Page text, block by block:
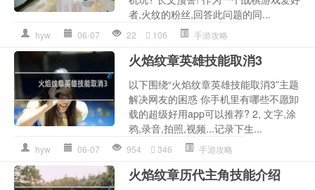
者,火纹的粉丝,回答此问题的同...
hyw 06-07 22 106 手游攻略
火焰纹章英雄技能取消3
以下围绕“火焰纹章英雄技能取消3”主题
解决网友的困惑 你手机里有哪些不愿卸
载的超级好用app可以推荐? 2, 文字,涂
鸦,录音,拍照,视频...记录下生...
hyw 06-07 954 346 手游攻略
火焰纹章历代主角技能介绍